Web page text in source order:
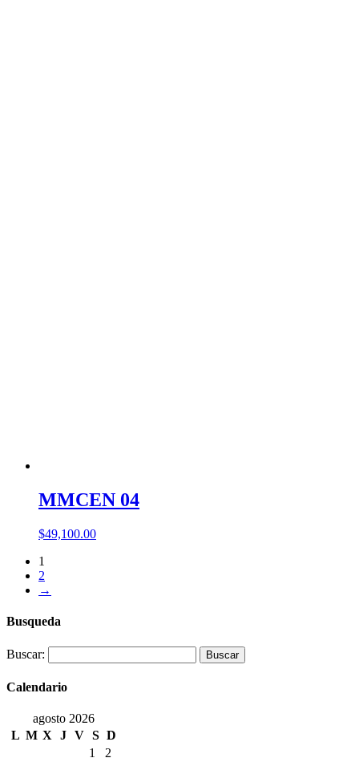
MMCEN 04
$49,100.00
1
2
→
Busqueda
Buscar:
Calendario
agosto 2026
L M X J V S D
1
2